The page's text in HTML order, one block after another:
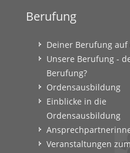
Berufung
Deiner Berufung
Unsere Berufung -
Berufung?
Ordensausbildung
Einblicke in die
Ordensausbildung
Veranstaltungen